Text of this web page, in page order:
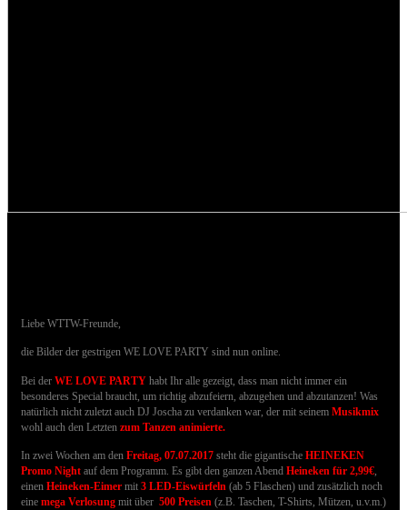
Liebe WTTW-Freunde,
die Bilder der gestrigen WE LOVE PARTY sind nun online.
Bei der WE LOVE PARTY habt Ihr alle gezeigt, dass man nicht immer ein
besonderes Special braucht, um richtig abzufeiern, abzugehen und abzutanzen! Was
natürlich nicht zuletzt auch DJ Joscha zu verdanken war, der mit seinem Musikmix
wohl auch den Letzten zum Tanzen animierte.
In zwei Wochen am den Freitag, 07.07.2017 steht die gigantische HEINEKEN
Promo Night auf dem Programm. Es gibt den ganzen Abend Heineken für 2,99€,
einen Heineken-Eimer mit 3 LED-Eiswürfeln (ab 5 Flaschen) und zusätzlich noch
eine mega Verlosung mit über 500 Preisen (z.B. Taschen, T-Shirts, Mützen, u.v.m.)